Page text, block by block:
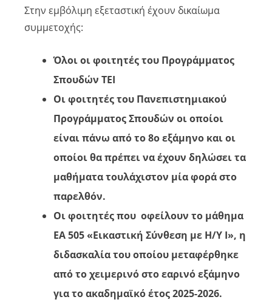
Στην εμβόλιμη εξεταστική έχουν δικαίωμα
συμμετοχής:
Όλοι οι φοιτητές του Προγράμματος
Σπουδών ΤΕΙ
Οι φοιτητές του Πανεπιστημιακού
Προγράμματος Σπουδών οι οποίοι
είναι πάνω από το 8ο εξάμηνο και οι
οποίοι θα πρέπει να έχουν δηλώσει τα
μαθήματα τουλάχιστον μία φορά στο
παρελθόν.
Οι φοιτητές που οφείλουν το μάθημα
ΕΑ 505 «Εικαστική Σύνθεση με Η/Υ Ι», η
διδασκαλία του οποίου μεταφέρθηκε
από το χειμερινό στο εαρινό εξάμηνο
για το ακαδημαϊκό έτος 2025-2026.